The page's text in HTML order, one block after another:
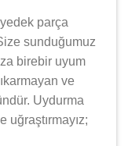
yedek parça
sunduğumuz
birebir uyum
ve
Uydurma